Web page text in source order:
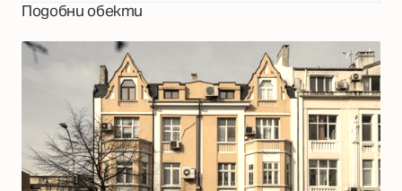
Подобни обекти